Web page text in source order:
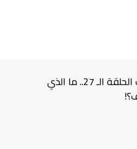
محتويات مسلسل خريف القلب الحلقة الـ 27.. ما الذي